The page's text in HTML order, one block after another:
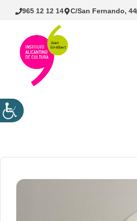
Saltar
965 12 12 14 C/San Fernando, 44